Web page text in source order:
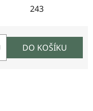
243
DO KOŠÍKU